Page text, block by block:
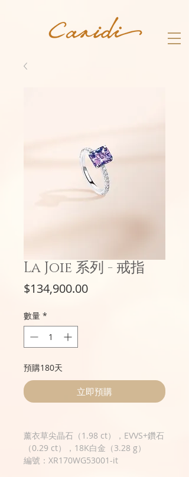
La Joie 系列 - 戒指
$134,900.00價
數量 *
預購180天
立即預購
薰衣草尖晶石（1.98 ct），EVVS+鑽石
（0.29 ct），18K白金（3.28 g）
編號：XR170WG53001-it